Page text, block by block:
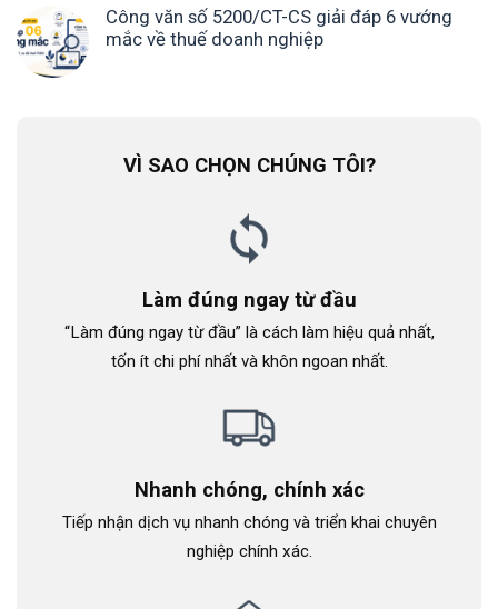
Công văn số 5200/CT-CS giải đáp 6 vướng
mắc về thuế doanh nghiệp
VÌ SAO CHỌN CHÚNG TÔI?
Làm đúng ngay từ đầu
“Làm đúng ngay từ đầu” là cách làm hiệu quả nhất,
tốn ít chi phí nhất và khôn ngoan nhất.
Nhanh chóng, chính xác
Tiếp nhận dịch vụ nhanh chóng và triển khai chuyên
nghiệp chính xác.